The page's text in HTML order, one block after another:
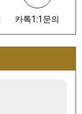
카톡1:1문의